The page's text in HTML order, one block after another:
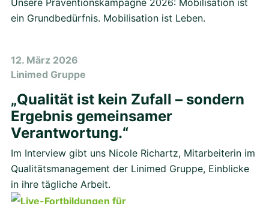
ein Grundbedürfnis. Mobilisation ist Leben.
12. März 2026
Linimed Gruppe
„Qualität ist kein Zufall – sondern
Ergebnis gemeinsamer
Verantwortung.“
Im Interview gibt uns Nicole Richartz, Mitarbeiterin im
Qualitätsmanagement der Linimed Gruppe, Einblicke
in ihre tägliche Arbeit.